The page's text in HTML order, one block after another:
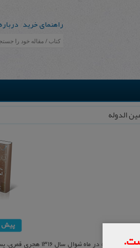
راهنمای خرید
الدوله
کتابی که در دست دارید سفرنامه حج میرزا علی خان امین